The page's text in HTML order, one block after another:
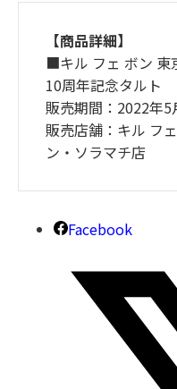
【商品詳細】
■キル フェ ボン 東
10周年記念タルト
販売期間：2022年
販売店舗：キル フ
ン・ソラマチ店
Facebook